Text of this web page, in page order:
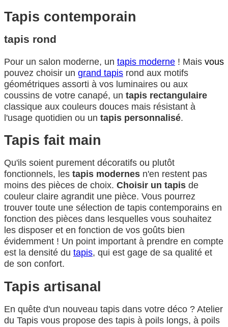
Tapis contemporain
tapis rond
Pour un salon moderne, un tapis moderne ! Mais vous
pouvez choisir un grand tapis rond aux motifs
géométriques assorti à vos luminaires ou aux
coussins de votre canapé, un tapis rectangulaire
classique aux couleurs douces mais résistant à
l'usage quotidien ou un tapis personnalisé.
Tapis fait main
Qu'ils soient purement décoratifs ou plutôt
fonctionnels, les tapis modernes n'en restent pas
moins des pièces de choix. Choisir un tapis de
couleur claire agrandit une pièce. Vous pourrez
trouver toute une sélection de tapis contemporains en
fonction des pièces dans lesquelles vous souhaitez
les disposer et en fonction de vos goûts bien
évidemment ! Un point important à prendre en compte
est la densité du tapis, qui est gage de sa qualité et
de son confort.
Tapis artisanal
En quête d'un nouveau tapis dans votre déco ? Atelier
du Tapis vous propose des tapis à poils longs, à poils